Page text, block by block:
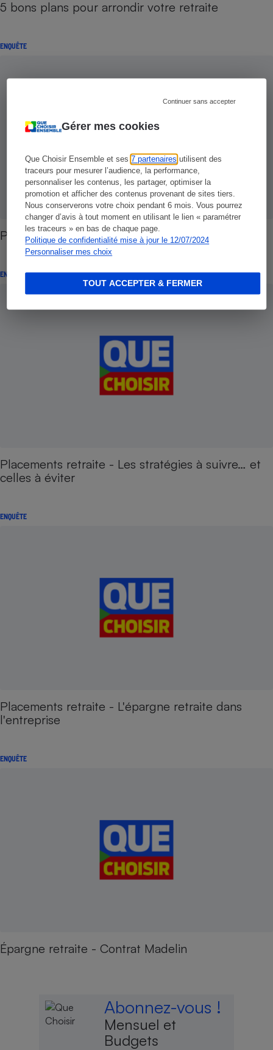
Gérer mes cookies
Que Choisir Ensemble et ses7 partenaires utilisent des
traceurs pour mesurer l’audience, la performance,
personnaliser les contenus, les partager, optimiser la
promotion et afficher des contenus provenant de sites tiers.
Nous conserverons votre choix pendant 6 mois. Vous pourrez
changer d’avis à tout moment en utilisant le lien « paramétrer
les traceurs » en bas de chaque page.
Politique de confidentialité mise à jour le 12/07/2024
Personnaliser mes choix
Continuer sans accepter
TOUT ACCEPTER & FERMER
5 bons plans pour arrondir votre retraite
ENQUÊTE
Placements retraite - PERP, les 7 points capitaux
ENQUÊTE
Placements retraite - Les stratégies à suivre… et
celles à éviter
ENQUÊTE
Placements retraite - L'épargne retraite dans
l'entreprise
ENQUÊTE
Épargne retraite - Contrat Madelin
Abonnez-vous !
Mensuel et
Budgets